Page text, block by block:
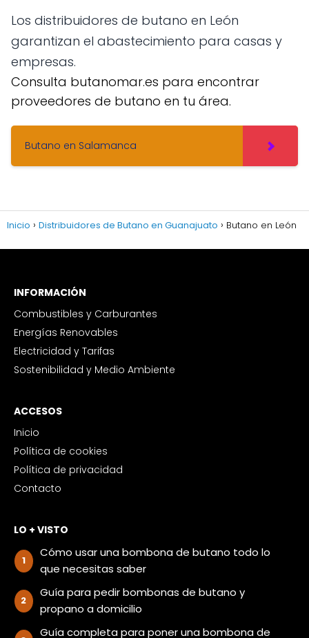
Los distribuidores de butano en León
garantizan el abastecimiento para casas y
empresas.
Consulta butanomar.es para encontrar
proveedores de butano en tu área.
Butano en Salamanca
Inicio Distribuidores de Butano en Guanajuato Butano en León
INFORMACIÓN
Combustibles y Carburantes
Energías Renovables
Electricidad y Tarifas
Sostenibilidad y Medio Ambiente
ACCESOS
Inicio
Política de cookies
Política de privacidad
Contacto
LO + VISTO
Cómo usar una bombona de butano todo lo
que necesitas saber
Guía para pedir bombonas de butano y
propano a domicilio
Guía completa para poner una bombona de